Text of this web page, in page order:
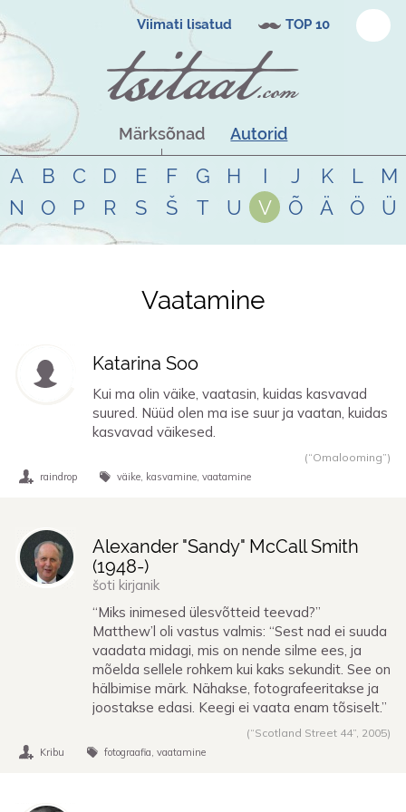
Viimati lisatud TOP 10
Märksõnad Autorid
A B C D E F G H I J K L
M
N
O P R S Š T U V Õ Ä Ö Ü
Tsitaadid teemalvaatamine
Vaatamine
Katarina Soo
Kui ma olin väike, vaatasin, kuidas kasvavad
suured. Nüüd olen ma ise suur ja vaatan, kuidas
kasvavad väikesed.
(“Omalooming”)
raindrop väike kasvamine vaatamine
Alexander "Sandy" McCall Smith
(1948-)
šoti kirjanik
“Miks inimesed ülesvõtteid teevad?”
Matthew’l oli vastus valmis: “Sest nad ei suuda
vaadata midagi, mis on nende silme ees, ja
mõelda sellele rohkem kui kaks sekundit. See on
hälbimise märk. Nähakse, fotografeeritakse ja
joostakse edasi. Keegi ei vaata enam tõsiselt.”
(“Scotland Street 44”, 2005)
Kribu fotograafia vaatamine